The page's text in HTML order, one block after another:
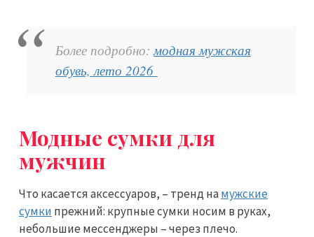
Более подробно:модная мужская
обувь, лето 2026
Модные сумки для
мужчин
Что касается аксессуаров, – тренд намужские
сумки прежний: крупные сумки носим в руках,
небольшие мессенджеры – через плечо.